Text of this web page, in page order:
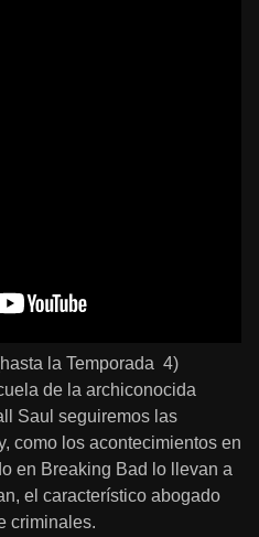
la Temporada 4)
de la archiconocida
Saul seguiremos las
como los acontecimientos en
en Breaking Bad lo llevan a
el característico abogado
criminales.